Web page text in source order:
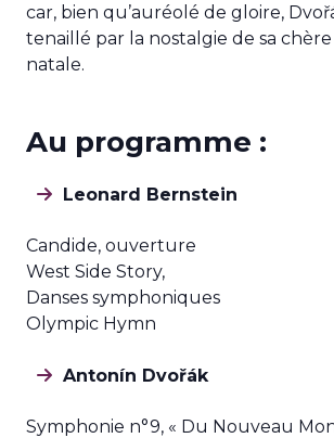
car, bien qu’auréolé de gloire,
tenaillé par la nostalgie de sa
natale.
Au programme :
Leonard Bernstein
Candide, ouverture
West Side Story,
Danses symphoniques
Olympic Hymn
Antonín Dvořák
Symphonie n°9, « Du Nouveau